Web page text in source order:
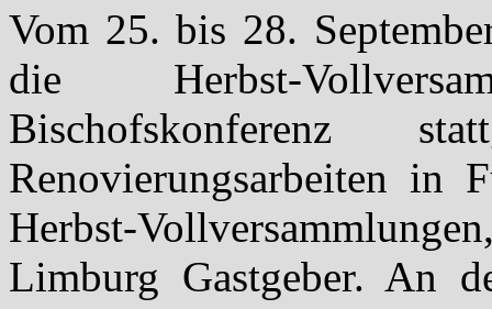
Vom 25. bis 28.
die Herbst-
Bischofskonferenz
Renovierungsarbeiten in
Herbst-
Limburg Gastgeber. An